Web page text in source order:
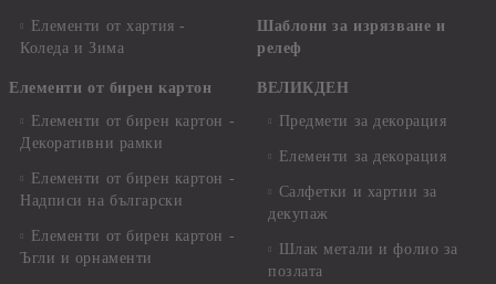
Елементи от хартия -
Коледа и Зима
Елементи от бирен картон
Елементи от бирен картон -
Декоративни рамки
Елементи от бирен картон -
Надписи на български
Елементи от бирен картон -
Ъгли и орнаменти
Шаблони за изрязване и
релеф
ВЕЛИКДЕН
Предмети за декорация
Елементи за декорация
Салфетки и хартии за
декупаж
Шлак метали и фолио за
позлата